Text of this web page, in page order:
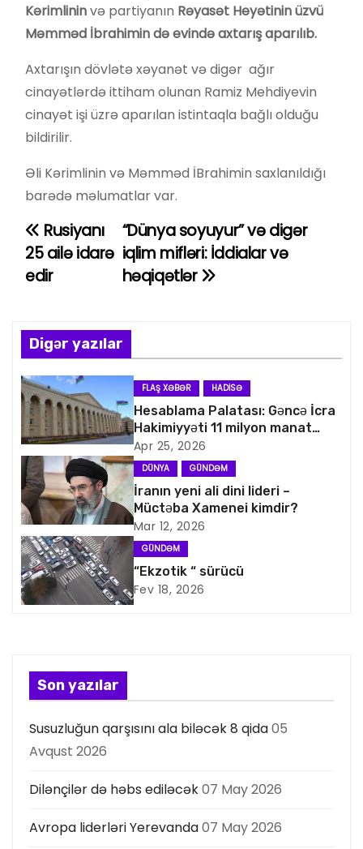
Kərimlininvə partiyanın Rəyasət Heyətinin üzvü
Məmməd İbrahimin də evində axtarış aparılıb.
Axtarışın dövlətə xəyanət və digər ağır
cinayətlərdə ittiham olunan Ramiz Mehdiyevin
cinayət işi üzrə aparılan istintaqla bağlı olduğu
bildirilir.
Əli Kərimlinin və Məmməd İBrahimin saxlanıldığı
barədə məlumatlar var.
Y
a
ı
n
a
v
i
q
a
s
i
a
ı
“Dünya soyuyur” və digər
iqlim mifləri: İddialar və
həqiqətlər
Rusiyanı
25 ailə idarə
edir
Digər yazılar
FLAŞ XƏBƏR HADISƏ
Hesablama Palatası: Gəncə İcra
Hakimiyyəti 11 milyon manat
artıq xərcləyib
Apr 25, 2026
DÜNYA GÜNDƏM
İranın yeni ali dini lideri –
Müctəba Xamenei kimdir?
Mar 12, 2026
GÜNDƏM
“Ekzotik “ sürücü
Fev 18, 2026
Son yazılar
Susuzluğun qarşısını ala biləcək 8 qida05
Avqust 2026
Dilənçilər də həbs ediləcək07 May 2026
Avropa liderləri Yerevanda07 May 2026